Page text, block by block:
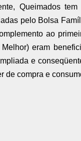
Queimados
pelo Bolsa
ao
Melhor) eram
e
de compra e